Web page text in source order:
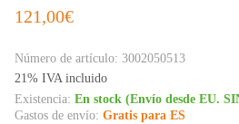
121,00€
Número de artículo: 3002050513
21% IVA incluido
Existencia: En stock (Envío desde EU.
Gastos de envío: Gratis para ES